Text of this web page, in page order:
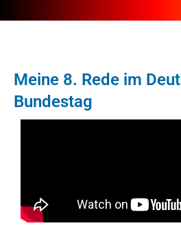
Meine 8. Rede im
Bundestag